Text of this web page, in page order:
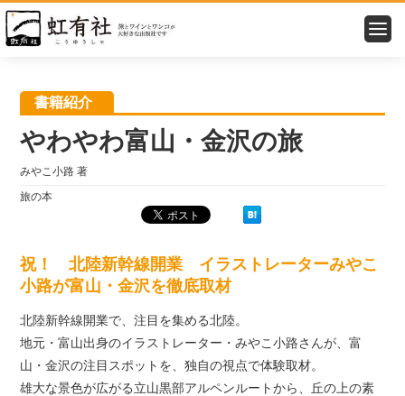
トップ＞
書籍紹介
やわやわ富山・金沢の旅
みやこ小路 著
旅の本
祝！ 北陸新幹線開業 イラストレーターみやこ
小路が富山・金沢を徹底取材
北陸新幹線開業で、注目を集める北陸。
地元・富山出身のイラストレーター・みやこ小路さんが、富
山・金沢の注目スポットを、独自の視点で体験取材。
雄大な景色が広がる立山黒部アルペンルートから、丘の上の素